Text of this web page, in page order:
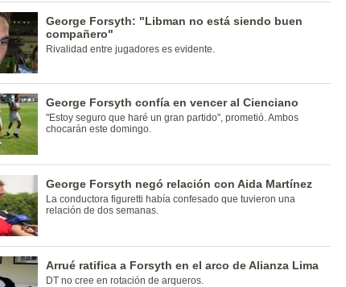
George Forsyth: "Libman no está siendo buen
compañero"
Rivalidad entre jugadores es evidente.
George Forsyth confía en vencer al Cienciano
"Estoy seguro que haré un gran partido", prometió. Ambos
chocarán este domingo.
George Forsyth negó relación con Aida Martínez
La conductora figuretti había confesado que tuvieron una
relación de dos semanas.
Arrué ratifica a Forsyth en el arco de Alianza Lima
DT no cree en rotación de arqueros.